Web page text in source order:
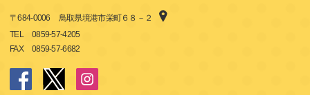
〒684-0006
鳥取県境港市栄町６８－２
TEL
0859-57-4205
FAX
0859-57-6682